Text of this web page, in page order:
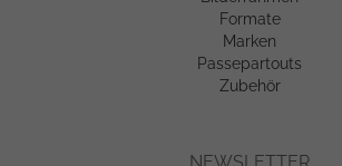
Formate
Marken
Passepartouts
Zubehör